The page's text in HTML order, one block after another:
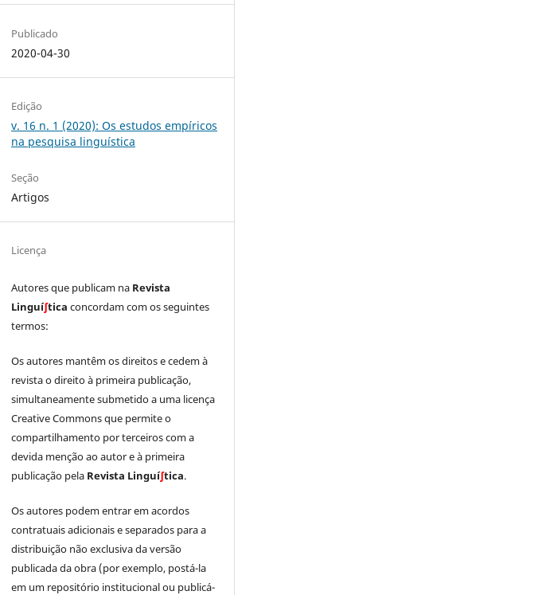
Publicado
2020-04-30
Edição
v. 16 n. 1 (2020): Os estudos empíricos
na pesquisa linguística
Seção
Artigos
Licença
Autores que publicam na Revista
Linguí∫tica concordam com os seguintes
termos:
Os autores mantêm os direitos e cedem à
revista o direito à primeira publicação,
simultaneamente submetido a uma licença
Creative Commons que permite o
compartilhamento por terceiros com a
devida menção ao autor e à primeira
publicação pela Revista Linguí∫tica.
Os autores podem entrar em acordos
contratuais adicionais e separados para a
distribuição não exclusiva da versão
publicada da obra (por exemplo, postá-la
em um repositório institucional ou publicá-